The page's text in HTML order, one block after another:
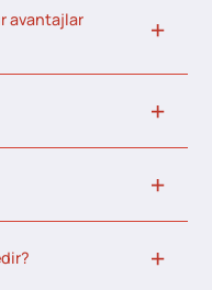
avantajlar